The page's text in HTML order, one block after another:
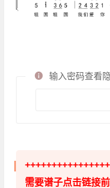
输入密码查看
需要谱子点击链接